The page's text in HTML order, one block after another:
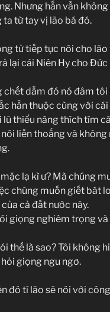
Nhưng hắn vẫn
ta từ tay vị lão bá đó.
tử tiếp tục nói cho lão
lại cái Niên Hy cho
dẫm đó nó đâm tôi
hắn thuộc cùng với
lũ thiểu năng thích tìm
liến thoắng và không
lạ kì ư? Mà chúng
chúng muốn giết bát
cả đất nước này.
giọng nghiêm trọng
thế là sao? Tôi không
giọng ngu ngơ.
đó tí lão sẽ nói với